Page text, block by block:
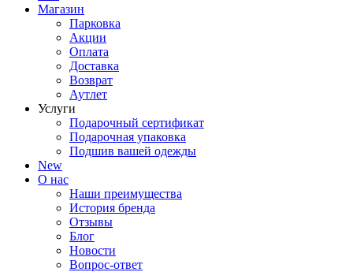
Магазин
Парковка
Акции
Оплата
Доставка
Возврат
Аутлет
Услуги
Подарочный сертификат
Подарочная упаковка
Подшив вашей одежды
New
О нас
Наши преимущества
История бренда
Отзывы
Блог
Новости
Вопрос-ответ